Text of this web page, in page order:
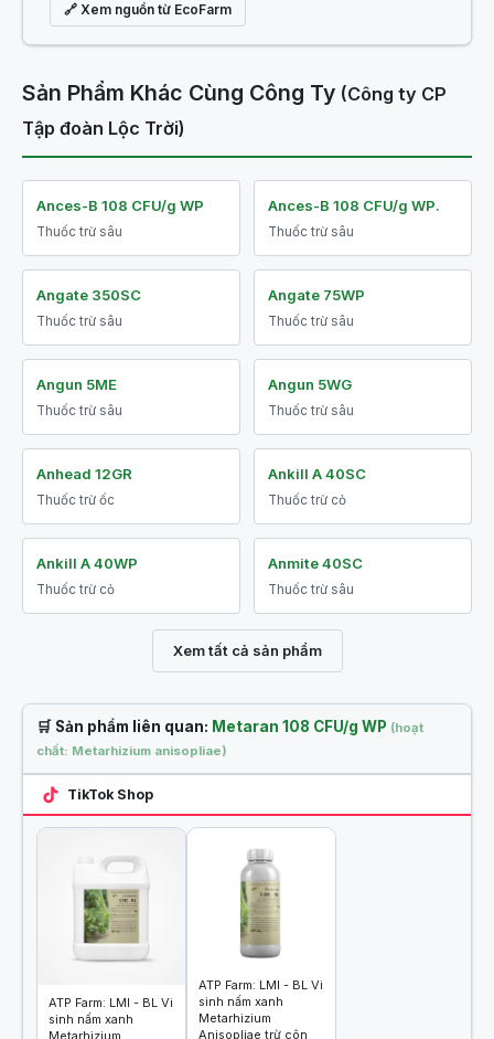
🔗 Xem nguồn từ EcoFarm
Sản Phẩm Khác Cùng Công Ty (Công ty CP
Tập đoàn Lộc Trời)
Ances-B 108 CFU/g WP
Thuốc trừ sâu
Ances-B 108 CFU/g WP.
Thuốc trừ sâu
Angate 350SC
Thuốc trừ sâu
Angate 75WP
Thuốc trừ sâu
Angun 5ME
Thuốc trừ sâu
Angun 5WG
Thuốc trừ sâu
Anhead 12GR
Thuốc trừ ốc
Ankill A 40SC
Thuốc trừ cỏ
Ankill A 40WP
Thuốc trừ cỏ
Anmite 40SC
Thuốc trừ sâu
Xem tất cả sản phẩm
🛒 Sản phẩm liên quan: Metaran 108 CFU/g WP (hoạt
chất: Metarhizium anisopliae)
TikTok Shop
ATP Farm: LMI - BL Vi
sinh nấm xanh
ATP Farm: LMI - BL Vi
sinh nấm xanh
Metarhizium
Anisopliae trừ côn